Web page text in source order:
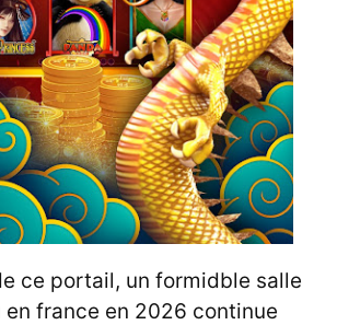
ce portail, un formidble salle
en france en 2026 continue